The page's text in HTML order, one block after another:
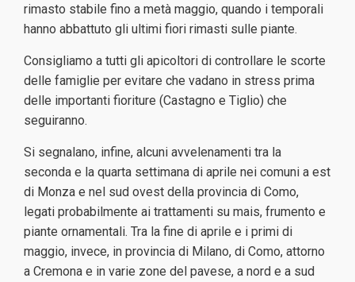
rimasto stabile fino a metà maggio, quando i temporali
hanno abbattuto gli ultimi fiori rimasti sulle piante.
Consigliamo a tutti gli apicoltori di controllare le scorte
delle famiglie per evitare che vadano in stress prima
delle importanti fioriture (Castagno e Tiglio) che
seguiranno.
Si segnalano, infine, alcuni avvelenamenti tra la
seconda e la quarta settimana di aprile nei comuni a est
di Monza e nel sud ovest della provincia di Como,
legati probabilmente ai trattamenti su mais, frumento e
piante ornamentali. Tra la fine di aprile e i primi di
maggio, invece, in provincia di Milano, di Como, attorno
a Cremona e in varie zone del pavese, a nord e a sud